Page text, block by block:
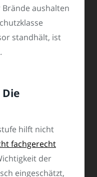
aushalten
standhält, ist
hilft nicht
fachgerecht
der
eingeschätzt,